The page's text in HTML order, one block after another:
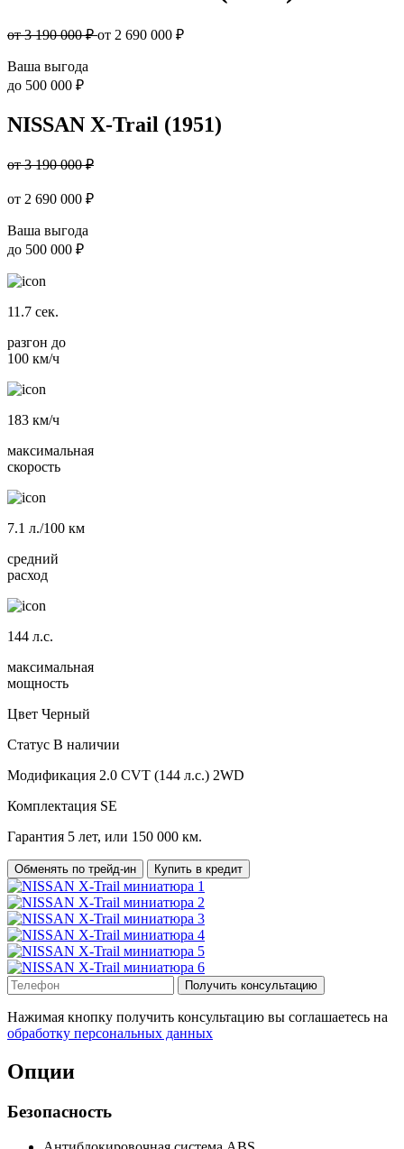
от 3 190 000 ₽от 2 690 000 ₽
Ваша выгода
до 500 000 ₽
NISSAN X-Trail (1951)
от 3 190 000 ₽
от 2 690 000 ₽
Ваша выгода
до 500 000 ₽
11.7 сек.
разгон до
100 км/ч
183 км/ч
максимальная
скорость
7.1 л./100 км
средний
расход
144 л.с.
максимальная
мощность
Цвет Черный
Статус В наличии
Модификация 2.0 CVT (144 л.с.) 2WD
Комплектация SE
Гарантия 5 лет, или 150 000 км.
Обменять по трейд-ин Купить в кредит
Получить консультацию
Нажимая кнопку получить консультацию вы соглашаетесь на
обработку персональных данных
Опции
Безопасность